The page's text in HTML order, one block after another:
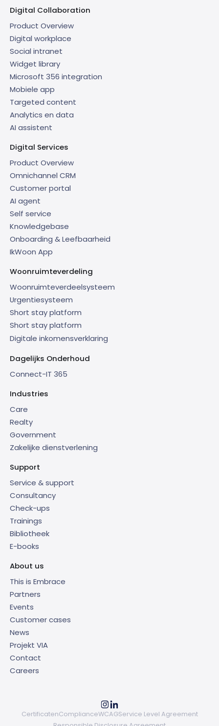
Digital Collaboration
Product Overview
Digital workplace
Social intranet
Widget library
Microsoft 356 integration
Mobiele app
Targeted content
Analytics en data
AI assistent
Digital Services
Product Overview
Omnichannel CRM
Customer portal
AI agent
Self service
Knowledgebase
Onboarding & Leefbaarheid
IkWoon App
Woonruimteverdeling
Woonruimteverdeelsysteem
Urgentiesysteem
Short stay platform
Short stay platform
Digitale inkomensverklaring
Dagelijks Onderhoud
Connect-IT 365
Industries
Care
Realty
Government
Zakelijke dienstverlening
Support
Service & support
Consultancy
Check-ups
Trainings
Bibliotheek
E-books
About us
This is Embrace
Partners
Events
Customer cases
News
Projekt VIA
Contact
Careers
CertificatenComplianceWCAGService Level Agreement